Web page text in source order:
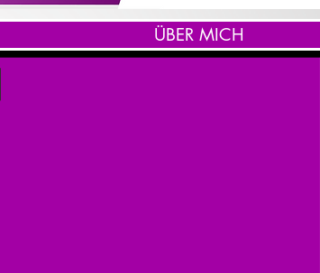
ÜBER MICH